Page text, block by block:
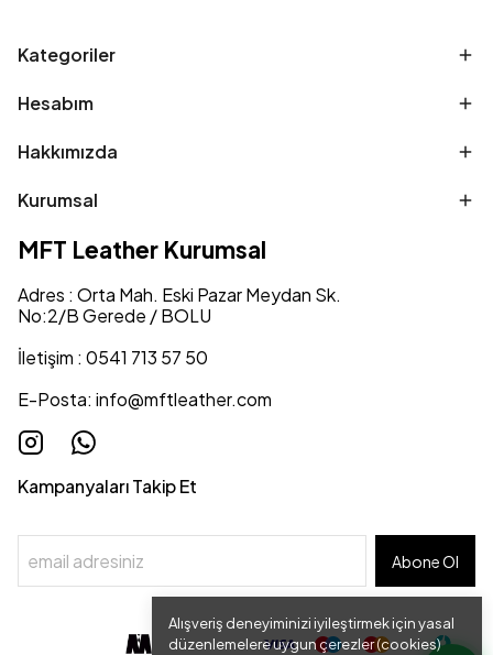
Alışveriş deneyiminizi iyileştirmek için yasal
düzenlemelere uygun çerezler (cookies)
Kategoriler
Hesabım
Hakkımızda
Kurumsal
MFT Leather Kurumsal
Adres : Orta Mah. Eski Pazar Meydan Sk.
No:2/B Gerede / BOLU
İletişim : 0541 713 57 50
E-Posta: info@mftleather.com
Kampanyaları Takip Et
Abone Ol